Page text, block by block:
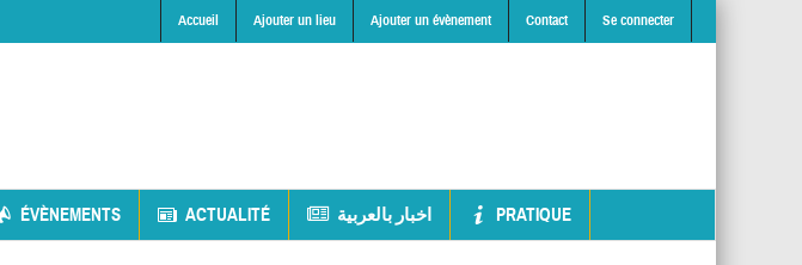
Accueil Ajouter un lieu Ajouter un évènement Contact Se connecter
ÉVÈNEMENTS ACTUALITÉ اخبار بالعربية PRATIQUE